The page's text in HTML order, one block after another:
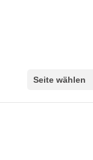
Seite wählen